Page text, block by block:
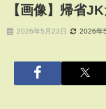
【画像】帰省
2026年5月23日 2026年